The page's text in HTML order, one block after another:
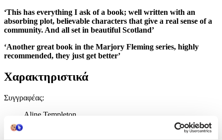
‘This has everything I ask of a book; well written with an
absorbing plot, believable characters that give a real sense of a
community. And all set in beautiful Scotland’
‘Another great book in the Marjory Fleming series, highly
recommended, they just get better’
Χαρακτηριστικά
Συγγραφέας:
Aline Templeton
Εκδότης